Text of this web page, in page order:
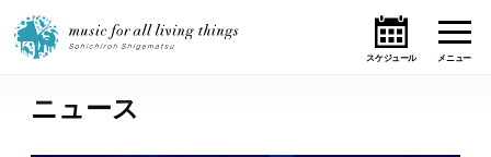
ホーム
ニュース